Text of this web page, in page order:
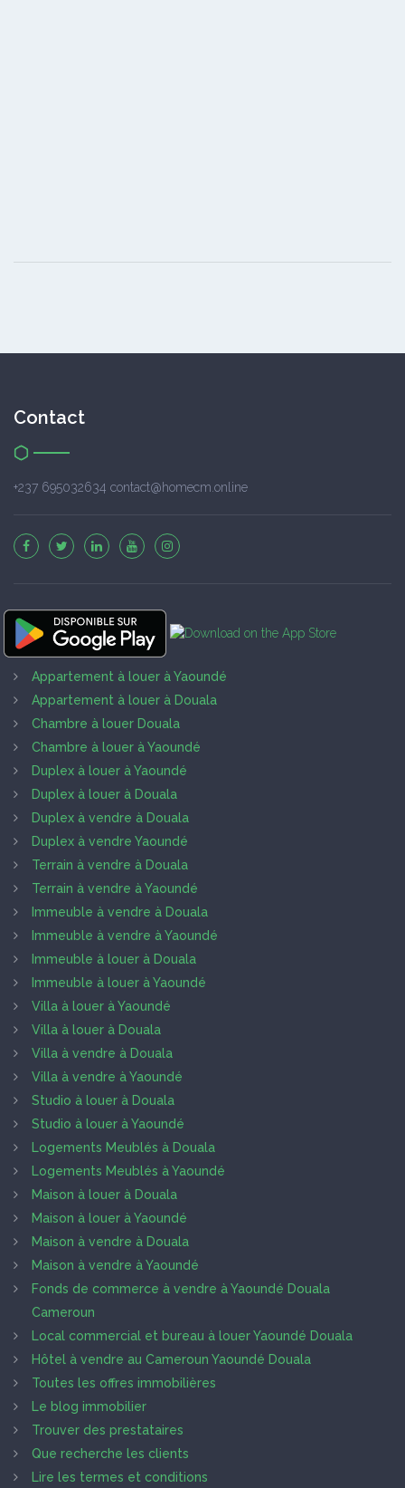
Contact
+237 695032634 contact@homecm.online
Appartement à louer à Yaoundé
Appartement à louer à Douala
Chambre à louer Douala
Chambre à louer à Yaoundé
Duplex à louer à Yaoundé
Duplex à louer à Douala
Duplex à vendre à Douala
Duplex à vendre Yaoundé
Terrain à vendre à Douala
Terrain à vendre à Yaoundé
Immeuble à vendre à Douala
Immeuble à vendre à Yaoundé
Immeuble à louer à Douala
Immeuble à louer à Yaoundé
Villa à louer à Yaoundé
Villa à louer à Douala
Villa à vendre à Douala
Villa à vendre à Yaoundé
Studio à louer à Douala
Studio à louer à Yaoundé
Logements Meublés à Douala
Logements Meublés à Yaoundé
Maison à louer à Douala
Maison à louer à Yaoundé
Maison à vendre à Douala
Maison à vendre à Yaoundé
Fonds de commerce à vendre à Yaoundé Douala
Cameroun
Local commercial et bureau à louer Yaoundé Douala
Hôtel à vendre au Cameroun Yaoundé Douala
Toutes les offres immobilières
Le blog immobilier
Trouver des prestataires
Que recherche les clients
Lire les termes et conditions